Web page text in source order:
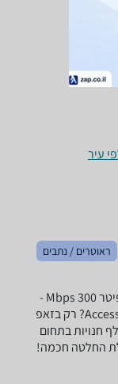
ראוטרים / נתבים
מגדילי טווח / Access Points ‏מגדיל טווח/רפיטר ‏300 ‏Mbps -
נמצאו 5 מוצרים. מחפש מגדיל טווח / Access Point? רק בזאפ
חנויות בתחום
החלטה חכמה!